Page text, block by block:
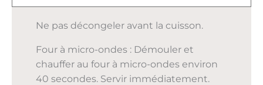
Ne pas décongeler avant la cuisson.
Four à micro-ondes : Démouler et
chauffer au four à micro-ondes environ
40 secondes. Servir immédiatement.